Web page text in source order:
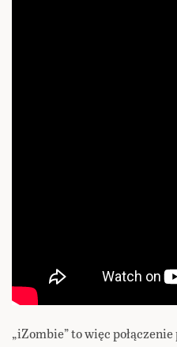
„iZombie” to więc